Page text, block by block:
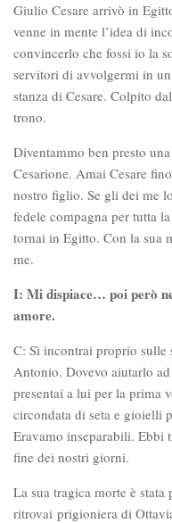
Giulio Cesare arrivò in
venne in mente l’idea di
convincerlo che fossi io la
servitori di avvolgermi in
stanza di Cesare. Colpito
trono.
Diventammo ben presto
Cesarione. Amai Cesare
nostro figlio. Se gli dei me
fedele compagna per tutta
tornai in Egitto. Con la sua
me.
I: Mi dispiace… poi però
amore.
C: Sì incontrai proprio
Antonio. Dovevo aiutarlo
presentai a lui per la prima
circondata di seta e gioielli
Eravamo inseparabili. Ebbi
fine dei nostri giorni.
La sua tragica morte è
ritrovai prigioniera di